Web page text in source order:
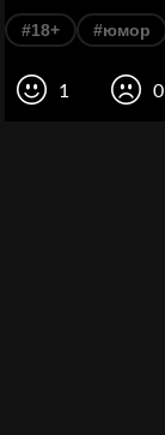
#18+ #юмор
1 0